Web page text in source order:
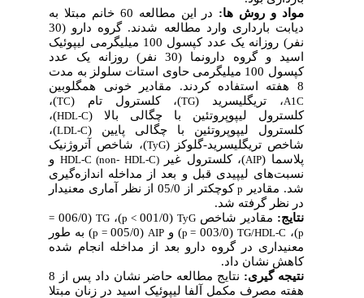
مواد و روش ­ها:
در این مطالعه 60 خانم مبتلا به
دیابت بارداری وارد مطالعه شدند. گروه دارو (30
نفر) روزانه یک عدد کپسول 100 میلی­گرمی لیپوئیک
اسید و گروه دارونما (30 نفر) روزانه یک عدد
کپسول 100 میلی­گرمی حاوی استات سلولز به مدت
A1C، تری­گلیسرید ( TG)، کلسترول تام ( TC)،
کلسترول لیپوپروتئین با چگالی بالا (
HDL-C)،
کلسترول لیپوپروتئین با چگالی پایین (
LDL-C)،
شاخص تری­گلیسرید -گلوکز ( TyG)، شاخص آتروژنیک
پلاسما ( AIP)، کلسترول غیرHDL-C (non- HDL-C)و
نسبتهای لیپیدی قبل و بعد از مداخله اندازهگیری
شد. مقادیرp
کوچکتر از 05/0 از نظر آماری معنی­دار
در نظر گرفته شد.
نتایج:مقادیر شاخصTyG
(001/0
>
p)،TG
(006/0
=
)،TG/HDL-C
(003/0
=
p) و AIP
(005/0
=
p) به طور
معنی­داری در گروه دارو بعد از مداخله انجام شده
کاهش نشان داد.
نتیجه­ گیری:
نتایج مطالعه حاضر نشان داد پس از 8
هفته مصرف مکمل آلفا لیپوئیک اسید در زنان مبتلا